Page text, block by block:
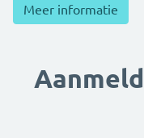
Meer informatie